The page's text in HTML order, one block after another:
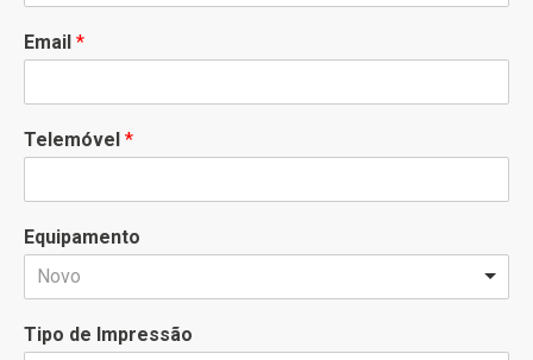
Email *
Telemóvel *
Equipamento
Novo
Tipo de Impressão